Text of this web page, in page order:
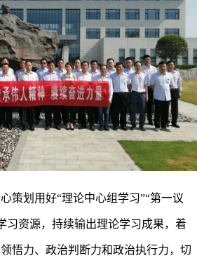
策划用好“理论中心组学习”“第一议
习资源，持续输出理论学习成果，着
悟力、政治判断力和政治执行力，切